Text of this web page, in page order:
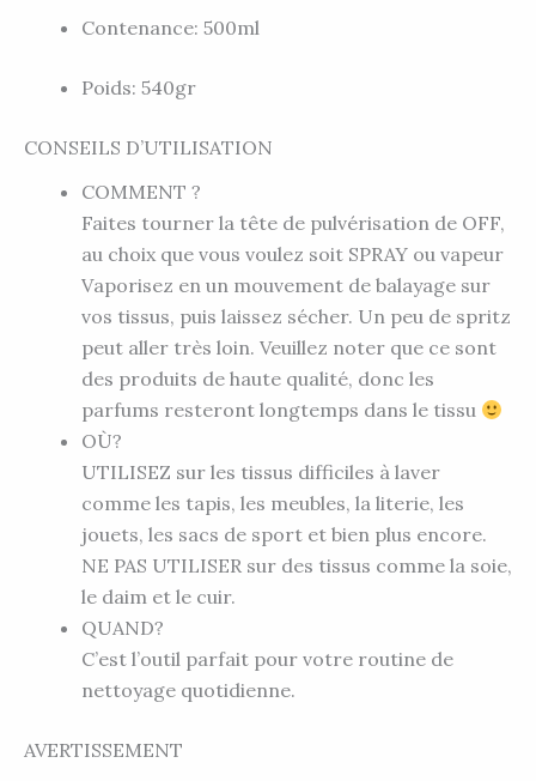
Contenance: 500ml
Poids: 540gr
CONSEILS D’UTILISATION
COMMENT ?
Faites tourner la tête de pulvérisation de OFF,
au choix que vous voulez soit SPRAY ou vapeur
Vaporisez en un mouvement de balayage sur
vos tissus, puis laissez sécher. Un peu de spritz
peut aller très loin. Veuillez noter que ce sont
des produits de haute qualité, donc les
parfums resteront longtemps dans le tissu
OÙ?
UTILISEZ sur les tissus difficiles à laver
comme les tapis, les meubles, la literie, les
jouets, les sacs de sport et bien plus encore.
NE PAS UTILISER sur des tissus comme la soie,
le daim et le cuir.
QUAND?
C’est l’outil parfait pour votre routine de
nettoyage quotidienne.
AVERTISSEMENT